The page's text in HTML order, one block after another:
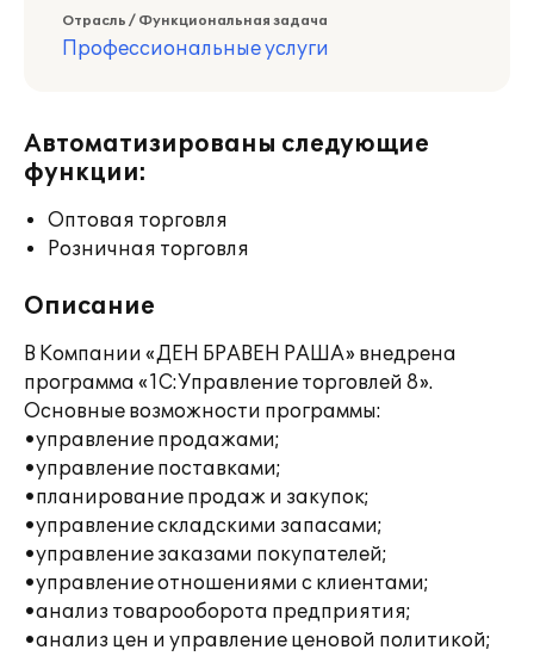
Отрасль / Функциональная задача
Профессиональные услуги
Автоматизированы следующие
функции:
Оптовая торговля
Розничная торговля
Описание
В Компании «ДЕН БРАВЕН РАША» внедрена
программа «1С:Управление торговлей 8».
Основные возможности программы:
•управление продажами;
•управление поставками;
•планирование продаж и закупок;
•управление складскими запасами;
•управление заказами покупателей;
•управление отношениями с клиентами;
•анализ товарооборота предприятия;
•анализ цен и управление ценовой политикой;